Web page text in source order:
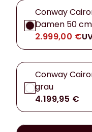
Conway
Damen 50
2.999,00 €
Conway
grau
4.199,95 €